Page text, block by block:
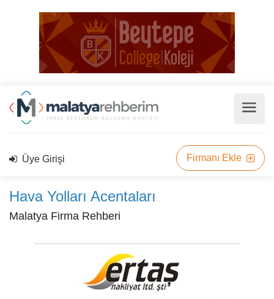
Üye Girişi Firmanı Ekle
Hava Yolları Acentaları
Malatya Firma Rehberi